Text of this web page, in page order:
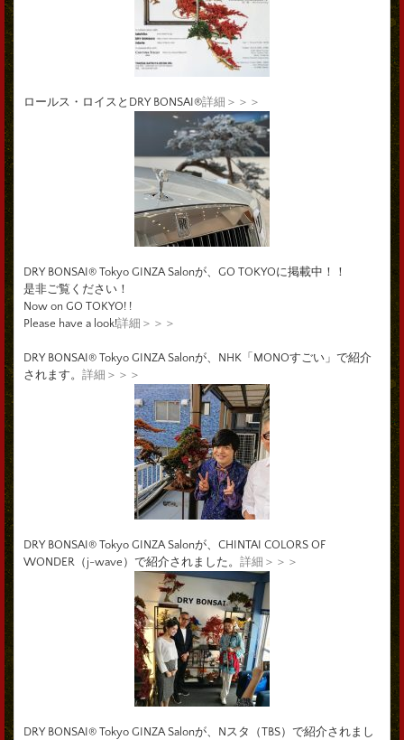
ロールス・ロイスとDRY BONSAI®詳細＞＞＞
DRY BONSAI® Tokyo GINZA Salonが、GO TOKYOに掲載中！！
是非ご覧ください！
Now on GO TOKYO! !
Please have a look!詳細＞＞＞
DRY BONSAI® Tokyo GINZA Salonが、NHK「MONOすごい」で紹介
されます。 詳細＞＞＞
DRY BONSAI® Tokyo GINZA Salonが、CHINTAI COLORS OF
WONDER（j-wave）で紹介されました。 詳細＞＞＞
DRY BONSAI® Tokyo GINZA Salonが、Nスタ（TBS）で紹介されまし